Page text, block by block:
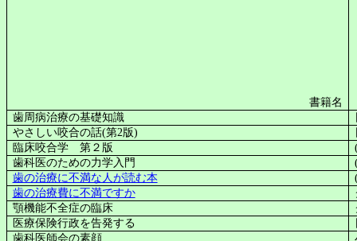
書籍名
歯周病治療の基礎知識
やさしい咬合の話(第2版)
臨床咬合学 第２版
歯科医のための力学入門
歯の治療に不満な人が読む本
歯の治療費に不満ですか
顎機能不全症の臨床
医療保険行政を告発する
歯科医師会の素顔